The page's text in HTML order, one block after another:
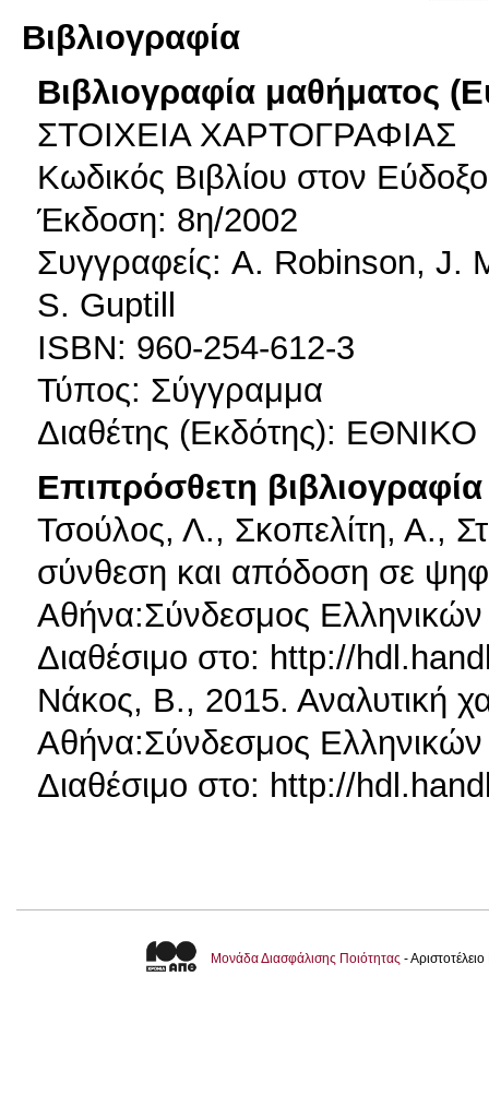
Βιβλιογραφία
Βιβλιογραφία μαθήματος
ΣΤΟΙΧΕΙΑ ΧΑΡΤΟΓΡΑΦΙΑΣ
Κωδικός Βιβλίου στον
Έκδοση: 8η/2002
Συγγραφείς: A. Robinson, J.
S. Guptill
ISBN: 960-254-612-3
Τύπος: Σύγγραμμα
Διαθέτης (Εκδότης):
Επιπρόσθετη βιβλιογραφία
Τσούλος, Λ., Σκοπελίτη, Α.,
σύνθεση και απόδοση σε
Αθήνα:Σύνδεσμος
Διαθέσιμο στο: http://
Νάκος, Β., 2015. Αναλυτική
Αθήνα:Σύνδεσμος
Διαθέσιμο στο: http://
Μονάδα Διασφάλισης Ποιότητας -